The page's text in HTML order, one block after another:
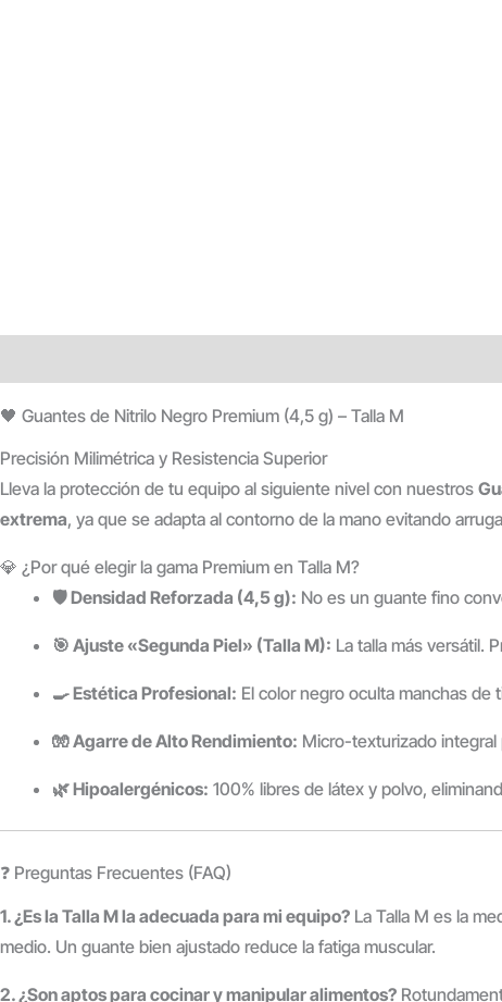
🖤 Guantes de Nitrilo Negro Premium (4,5 g) – Talla M
Precisión Milimétrica y Resistencia Superior
Lleva la protección de tu equipo al siguiente nivel con nuestros
extrema, ya que se adapta al contorno de la mano evitando
💎 ¿Por qué elegir la gama Premium en Talla M?
🛡️ Densidad Reforzada (4,5 g): No es un guante fino
🎯 Ajuste «Segunda Piel» (Talla M): La talla más versátil.
🍳 Estética Profesional: El color negro oculta manchas
🧤 Agarre de Alto Rendimiento: Micro-texturizado integral
🌿 Hipoalergénicos: 100% libres de látex y polvo,
❓ Preguntas Frecuentes (FAQ)
1. ¿Es la Talla M la adecuada para mi equipo? La Talla M es la
medio. Un guante bien ajustado reduce la fatiga muscular.
2. ¿Son aptos para cocinar y manipular alimentos?